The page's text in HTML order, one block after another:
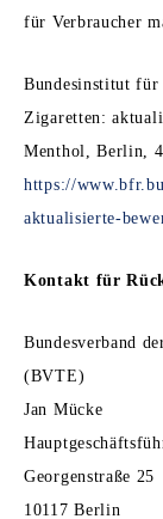
für Verbraucher
Bundesinstitut
Zigaretten:
Menthol, Berlin,
https://
aktualisierte-
Kontakt für
Bundesverband
(BVTE)
Jan Mücke
Georgenstraße 25
10117 Berlin